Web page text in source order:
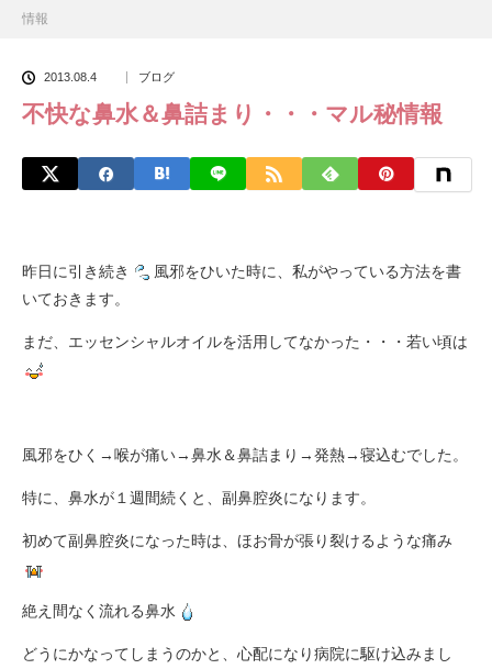
情報
2013.08.4 ブログ
不快な鼻水＆鼻詰まり・・・マル秘情報
昨日に引き続き
風邪をひいた時に、私がやっている方法を書
いておきます。
まだ、エッセンシャルオイルを活用してなかった・・・若い頃は
風邪をひく→喉が痛い→鼻水＆鼻詰まり→発熱→寝込むでした。
特に、鼻水が１週間続くと、副鼻腔炎になります。
初めて副鼻腔炎になった時は、ほお骨が張り裂けるような痛み
絶え間なく流れる鼻水
どうにかなってしまうのかと、心配になり病院に駆け込みまし